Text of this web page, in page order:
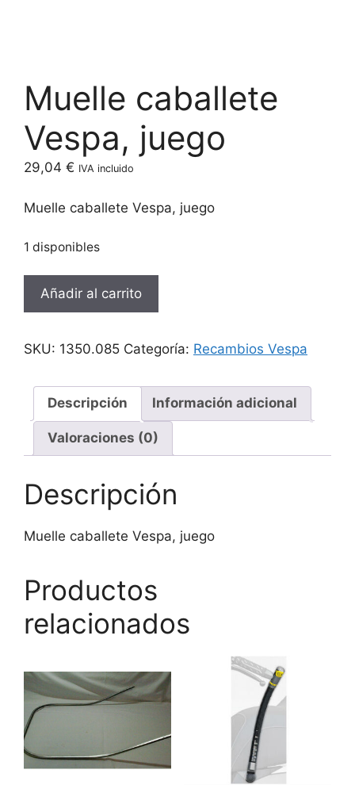
Muelle caballete
Vespa, juego
29,04 € IVA incluido
Muelle caballete Vespa, juego
1 disponibles
caballete
juego
Añadir al carrito
SKU: 1350.085 Categoría: Recambios Vespa
Descripción Información adicional
Valoraciones (0)
Descripción
Muelle caballete Vespa, juego
Productos
relacionados